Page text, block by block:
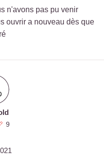
n'avons pas pu venir
ouvrir a nouveau dès que
9